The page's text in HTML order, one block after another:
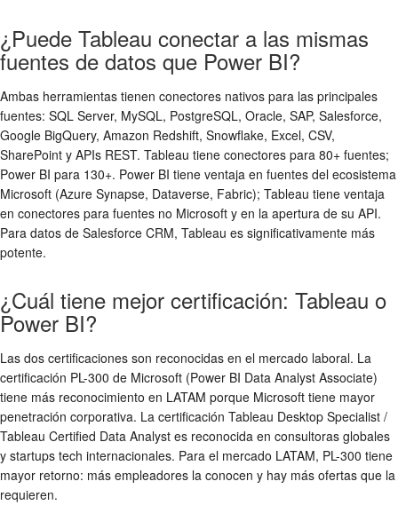
¿Puede Tableau conectar a las mismas
fuentes de datos que Power BI?
Ambas herramientas tienen conectores nativos para las principales
fuentes: SQL Server, MySQL, PostgreSQL, Oracle, SAP, Salesforce,
Google BigQuery, Amazon Redshift, Snowflake, Excel, CSV,
SharePoint y APIs REST. Tableau tiene conectores para 80+ fuentes;
Power BI para 130+. Power BI tiene ventaja en fuentes del ecosistema
Microsoft (Azure Synapse, Dataverse, Fabric); Tableau tiene ventaja
en conectores para fuentes no Microsoft y en la apertura de su API.
Para datos de Salesforce CRM, Tableau es significativamente más
potente.
¿Cuál tiene mejor certificación: Tableau o
Power BI?
Las dos certificaciones son reconocidas en el mercado laboral. La
certificación PL-300 de Microsoft (Power BI Data Analyst Associate)
tiene más reconocimiento en LATAM porque Microsoft tiene mayor
penetración corporativa. La certificación Tableau Desktop Specialist /
Tableau Certified Data Analyst es reconocida en consultoras globales
y startups tech internacionales. Para el mercado LATAM, PL-300 tiene
mayor retorno: más empleadores la conocen y hay más ofertas que la
requieren.